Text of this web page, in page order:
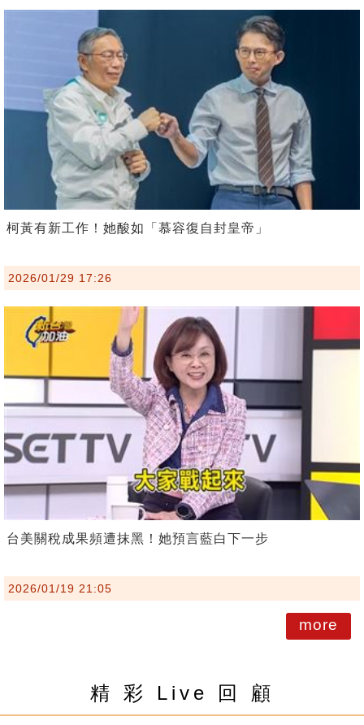
柯黃有新工作！她酸如「慕容復自封皇帝」
2026/01/29 17:26
台美關稅成果頻遭抹黑！她預言藍白下一步
2026/01/19 21:05
more
精 彩 Live 回 顧